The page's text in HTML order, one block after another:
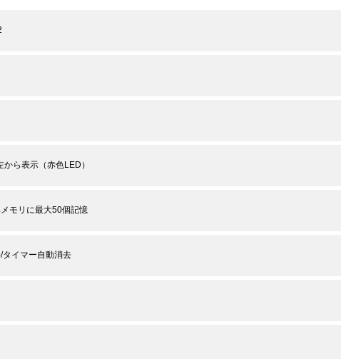
ら表示（赤色LED）
モリに最大50個記憶
イマー自動消去